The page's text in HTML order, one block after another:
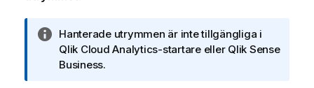
A
n
t
Hanterade utrymmen är inte tillgängliga i
Qlik Cloud Analytics-startareeller Qlik Sense
Business.